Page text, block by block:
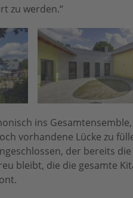
zu werden.“
ins
vorhandene Lücke zu
der bereits die
bleibt, die die gesamte